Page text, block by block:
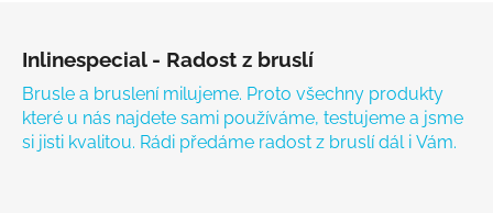
Inlinespecial - Radost z bruslí
Brusle a bruslení milujeme. Proto všechny produkty
které u nás najdete sami používáme, testujeme a jsme
si jisti kvalitou. Rádi předáme radost z bruslí dál i Vám.